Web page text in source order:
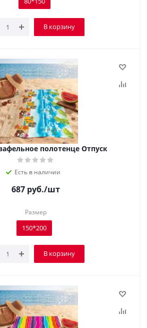
В корзину
полотенце Отпуск
Есть в наличии
687руб./шт
Размер
150*200
В корзину